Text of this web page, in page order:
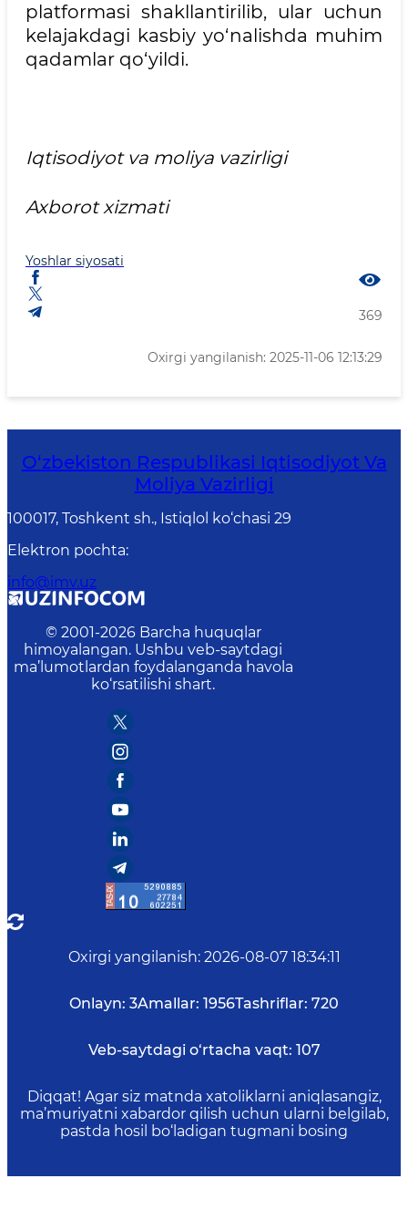
platformasi shakllantirilib, ular uchun
kelajakdagi kasbiy yo‘nalishda muhim
qadamlar qo‘yildi.
Iqtisodiyot va moliya vazirligi
Axborot xizmati
Yoshlar siyosati
369
Oxirgi yangilanish: 2025-11-06 12:13:29
O‘zbekiston Respublikasi Iqtisodiyot Va
Moliya Vazirligi
100017, Toshkent sh., Istiqlol ko‘chasi 29
Elektron pochta:
info@imv.uz
© 2001-2026 Barcha huquqlar
himoyalangan. Ushbu veb-saytdagi
ma’lumotlardan foydalanganda havola
ko‘rsatilishi shart.
Oxirgi yangilanish: 2026-08-07 18:34:11
Onlayn: 3Amallar: 1956Tashriflar: 720
Veb-saytdagi o‘rtacha vaqt: 107
Diqqat! Agar siz matnda xatoliklarni aniqlasangiz,
ma’muriyatni xabardor qilish uchun ularni belgilab,
pastda hosil bo‘ladigan tugmani bosing